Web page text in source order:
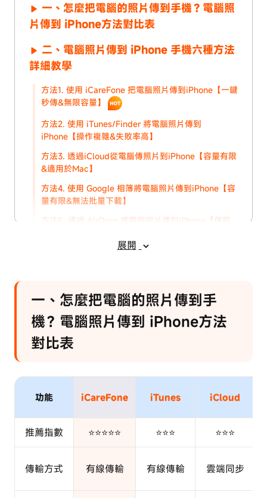
一、怎麼把電腦的照片傳到手機？電腦照
片傳到 iPhone方法對比表
二、電腦照片傳到 iPhone 手機六種方法
詳細教學
方法1. 使用 iCareFone 把電腦照片傳到iPhone【一鍵
秒傳&無限容量】
方法2. 使用 iTunes/Finder 將電腦照片傳到
iPhone【操作複雜&失敗率高】
方法3. 透過iCloud從電腦傳照片到iPhone【容量有限
&適用於Mac】
方法4. 使用 Google 相簿將電腦照片傳到iPhone【容
量有限&無法批量下載】
方法5. 通過 AirDrop 將電腦照片傳到iPhone【僅限
方法6. 使用其它技巧傳輸照片：Line/Eｍail【無法批
常見問答
展開
一、怎麼把電腦的照片傳到手
機？電腦照片傳到 iPhone方法
對比表
功能 iCareFone iTunes iCloud
推薦指數 ⭐⭐⭐⭐⭐ ⭐⭐⭐ ⭐⭐⭐
傳輸方式 有線傳輸 有線傳輸 雲端同步